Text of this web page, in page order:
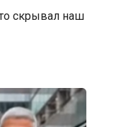
скрывал наш